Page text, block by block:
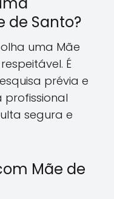
de Santo?
uma Mãe
É
prévia e
segura e
Mãe de